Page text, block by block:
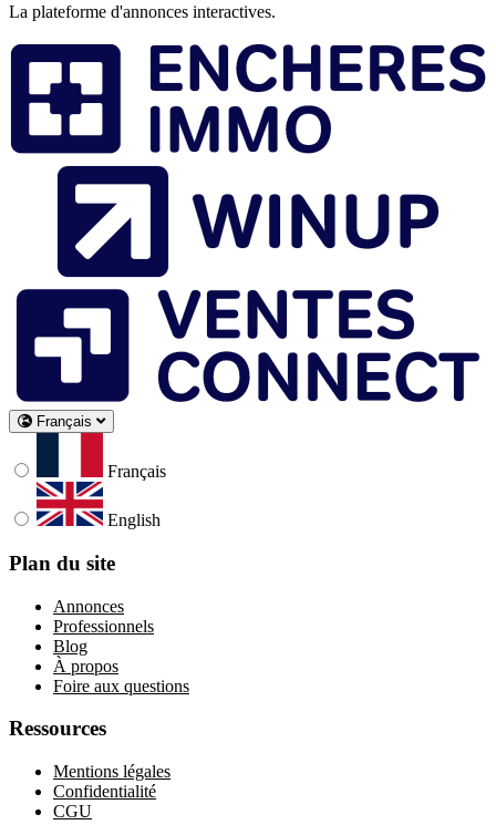
La plateforme d'annonces interactives.
Français
Français
English
Plan du site
Annonces
Professionnels
Blog
À propos
Foire aux questions
Ressources
Mentions légales
Confidentialité
CGU